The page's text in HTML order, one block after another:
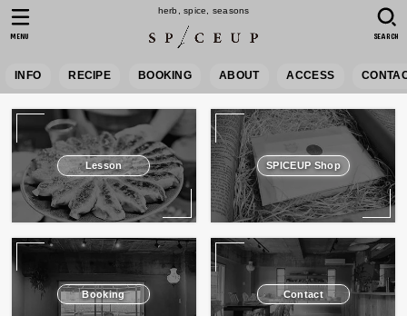
herb, spice, seasons
INFO RECIPE BOOKING ABOUT ACCESS
SEARCH
MENU
Lesson SPICEUP Shop
Booking Contact